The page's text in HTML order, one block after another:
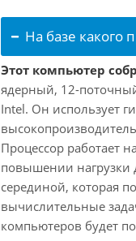
На базе какого
Этот компьютер
ядерный, 12-
Intel. Он использует
Процессор работает
повышении нагрузки
серединой, которая
вычислительные
компьютеров будет